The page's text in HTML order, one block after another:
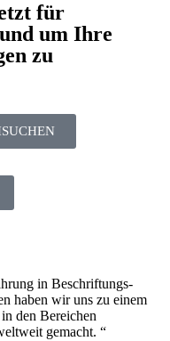
für
um Ihre
zu
in Beschriftungs-
haben wir uns zu einem
den Bereichen
gemacht. “